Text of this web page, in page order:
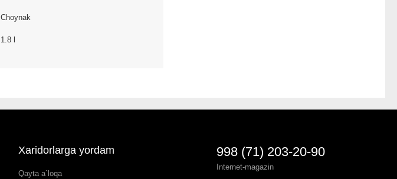
Choynak
1.8 l
Xaridorlarga yordam
Qayta a`loqa
998 (71) 203-20-90
Internet-magazin